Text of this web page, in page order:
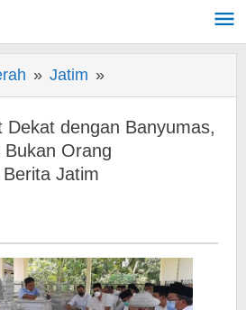
» Jatim »
Sangat
Dekat
dengan
Bukan
Orang
Sembarangan
Dekat dengan Banyumas,
Orang
Jatim